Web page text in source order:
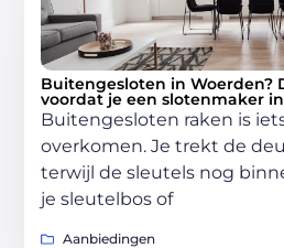
Buitengesloten in Woerden?
voordat je een slotenmaker
Buitengesloten raken is
overkomen. Je trekt de
terwijl de sleutels nog
je sleutelbos of
Aanbiedingen